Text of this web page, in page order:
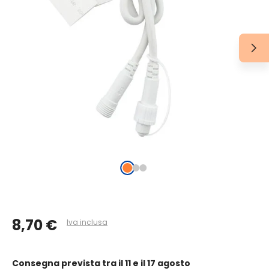
8,70 € Iva inclusa
Consegna prevista tra il 11 e il 17 agosto